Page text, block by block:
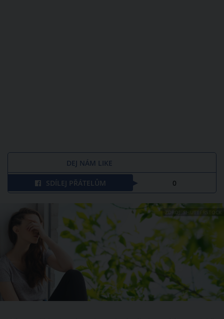
DEJ NÁM LIKE
SDÍLEJ PŘÁTELŮM 0
ZDROJ: SHUTTERSTOCK